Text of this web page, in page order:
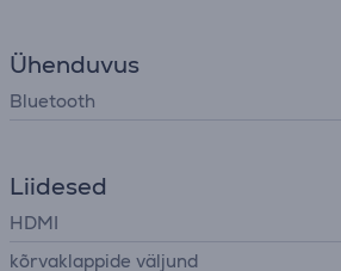
Ühenduvus
Bluetooth
Liidesed
HDMI
kõrvaklappide väljund